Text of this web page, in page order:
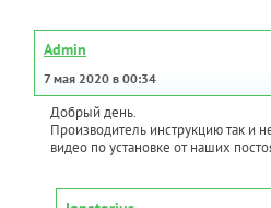
Admin
7 мая 2020 в 00:34
Добрый день.
Производитель инструкцию так и
видео по установке от наших